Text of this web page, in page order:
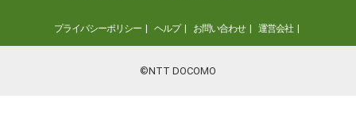
プライバシーポリシー ヘルプ お問い合わせ 運営会社
©NTT DOCOMO